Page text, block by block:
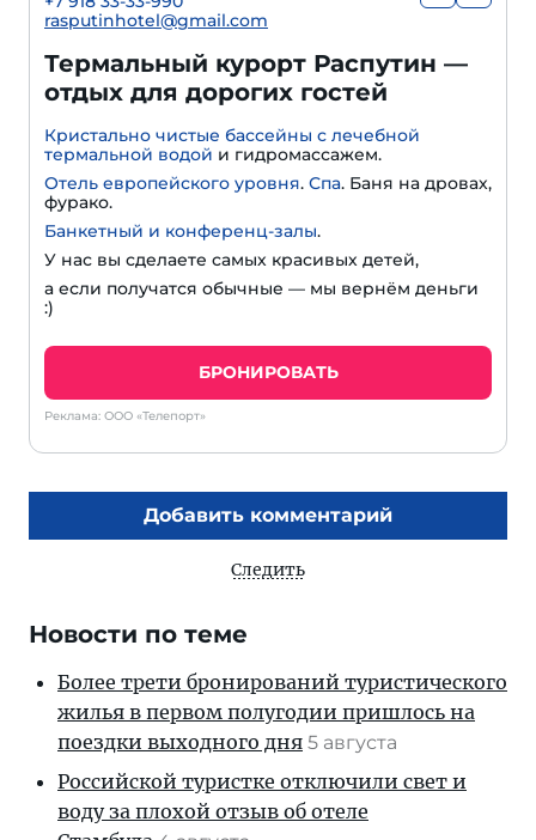
rasputinhotel@gmail.com
Термальный курорт Распутин —
отдых для дорогих гостей
Кристально чистые бассейны с лечебной
термальной водой и гидромассажем.
Отель европейского уровня. Спа. Баня на дровах,
фурако.
Банкетный и конференц-залы.
У нас вы сделаете самых красивых детей,
а если получатся обычные — мы вернём деньги
:)
БРОНИРОВАТЬ
Реклама: ООО «Телепорт»
Добавить комментарий
Следить
Новости по теме
Более трети бронирований туристического
жилья в первом полугодии пришлось на
поездки выходного дня 5 августа
Российской туристке отключили свет и
воду за плохой отзыв об отеле